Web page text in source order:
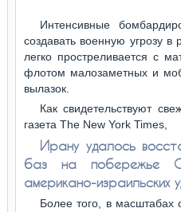
Интенсивные
создавать военную угрозу
легко простреливается с
флотом малозаметных и
вылазок.
Как свидетельствуют
газета The New York Times,
Ирану удалось
баз на побережье
американо-
Более того, в масштабах